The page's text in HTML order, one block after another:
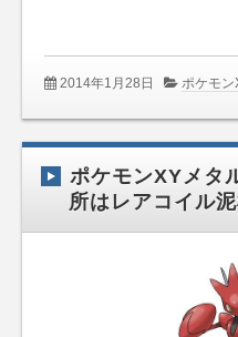
2014年1月28日 ポケモン
ポケモンXYメタ
所はレアコイル